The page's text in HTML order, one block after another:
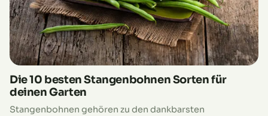
Die 10 besten Stangenbohnen Sorten für
deinen Garten
Stangenbohnen gehören zu den dankbarsten